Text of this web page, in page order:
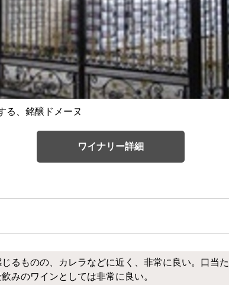
る、銘醸ドメーヌ
ワイナリー詳細
るものの、カレラなどに近く、非常に良い。口当
みのワインとしては非常に良い。